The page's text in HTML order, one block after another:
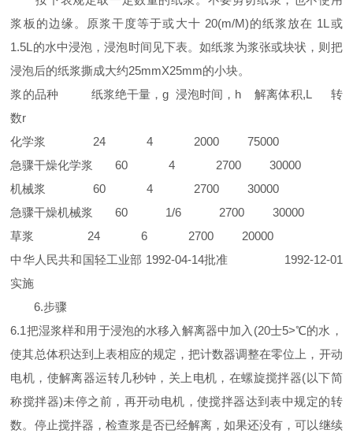
浆板的边缘。原浆干度等于或大十 20(m/M)的纸浆放在 1L或
1.5L的水中浸泡，浸泡时间见下表。如纸浆为浆张或块状，则把
浸泡后的纸浆撕成大约25mmX25mm的小块。
浆的品种 纸浆绝干量，g 浸泡时间，h 解离体积,L 转
数r
化学浆 24 4 2000 75000
急骤干燥化学浆60 4 2700 30000
机械浆60 4 2700 30000
急骤干燥机械浆60 1/6 2700 30000
草浆 24 6 2700 20000
中华人民共和国轻工业部 1992-04-14批准 1992-12-01
实施
6.步骤
6.1把湿浆样和用于浸泡的水移入解离器中加入(20士5>℃的水，
使其总体积达到上表相应的规定，把计数器调整在零位上，开动
电机，使解离器运转几秒钟，关上电机，在螺旋搅拌器(以下简
称搅拌器)未停之前，再开动电机，使搅拌器达到表中规定的转
数。停止搅拌器，检查浆是否已经解离，如果还没有，可以继续